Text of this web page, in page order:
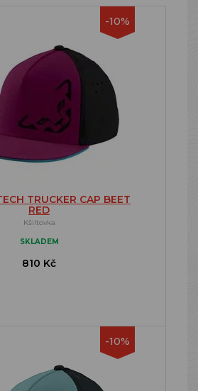
-10%
TRUCKER CAP BEET
RED
Kšiltovka
SKLADEM
810 Kč
-10%